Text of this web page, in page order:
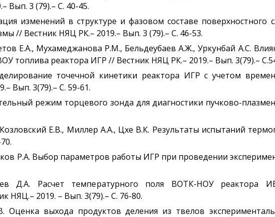
Вып. 3 (79).– С. 40-45.
изменений в структуре и фазовом составе
// Вестник НЯЦ РК.– 2019.– Вып. 3 (79).– С. 46-53.
Е.А., Мухамеджанова Р.М., Бельдеубаев А.Ж., Уркунбай А.С.
топлива реактора ИГР // Вестник НЯЦ РК.– 2019.– Вып. 3(79).–
точечной кинетики реактора ИГР с учетом
Вып. 3(79).– С. 59-61.
режим торцевого зонда для диагностики пучково-
Е.В., Миллер А.А., Цхе В.К. Результаты испытаний
Р.А. Выбор параметров работы ИГР при проведении
Д.А. Расчет температурного поля ВОТК-НОУ реактора
НЯЦ.– 2019. – Вып. 3(79).– С. 76-80.
выхода продуктов деления из твелов